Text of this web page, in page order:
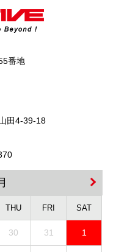
番地
田4-39-18
THU FRI SAT
30 31 1